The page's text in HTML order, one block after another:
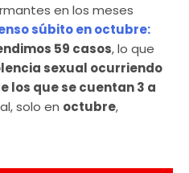
en los meses
súbito en octubre:
59 casos, lo que
sexual ocurriendo
los que se cuentan 3 a
solo en octubre,